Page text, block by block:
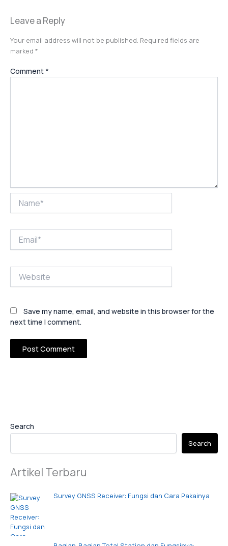
Search
Search
Artikel Terbaru
Survey GNSS Receiver: Fungsi dan Cara Pakainya
Leave a Reply
Your email address will not be published. Required fields are
marked *
Comment *
Save my name, email, and website in this browser for the
next time I comment.